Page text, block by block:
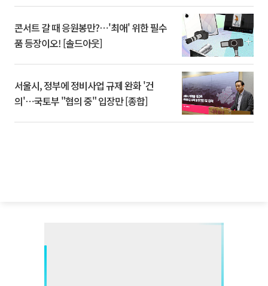
콘서트 갈 때 응원봉만?⋯'최애' 위한 필수
품 등장이오! [솔드아웃]
서울시, 정부에 정비사업 규제 완화 '건
의'⋯국토부 "협의 중" 입장만 [종합]